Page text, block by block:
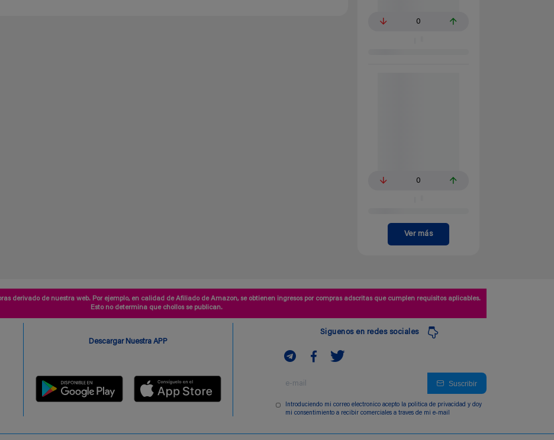
0
0
Ver más
derivado de nuestra web. Por ejemplo, en calidad de Afiliado de Amazon, se obtienen ingresos por compras adscritas que cumplen requisitos aplicables.
Esto no determina que chollos se publican.
Descargar Nuestra APP
Siguenos en redes sociales
Suscribir
Introduciendo mi correo electronico acepto la politica de privacidad y doy
mi consentimiento a recibir comerciales a traves de mi e-mail